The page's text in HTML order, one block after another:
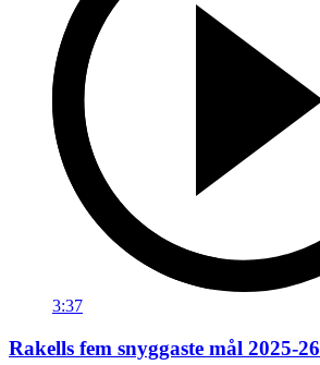
3:37
Rakells fem snyggaste mål 2025-26